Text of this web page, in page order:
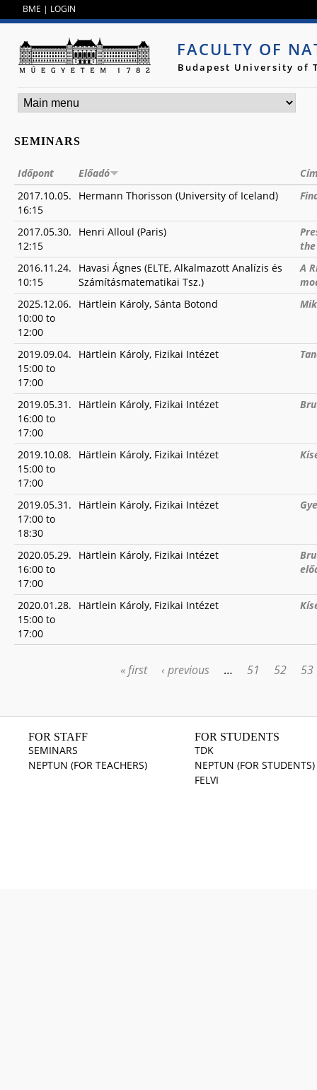
BME | LOGIN
FACULTY OF
Budapest University of
SEMINARS
Időpont Előadó
2017.10.05.
16:15
Hermann Thorisson (University of Iceland)
2017.05.30.
12:15
Henri Alloul (Paris)
2016.11.24.
10:15
Havasi Ágnes (ELTE, Alkalmazott Analízis és
Számításmatematikai Tsz.)
A
2025.12.06.
10:00 to
12:00
Härtlein Károly, Sánta Botond
2019.09.04.
15:00 to
17:00
Härtlein Károly, Fizikai Intézet
2019.05.31.
16:00 to
17:00
Härtlein Károly, Fizikai Intézet
2019.10.08.
15:00 to
17:00
Härtlein Károly, Fizikai Intézet
2019.05.31.
17:00 to
18:30
Härtlein Károly, Fizikai Intézet
2020.05.29.
16:00 to
17:00
Härtlein Károly, Fizikai Intézet
2020.01.28.
15:00 to
17:00
Härtlein Károly, Fizikai Intézet
« first ‹ previous … 51 52 53
FOR STAFF
SEMINARS
NEPTUN (FOR TEACHERS)
FOR STUDENTS
TDK
NEPTUN (FOR STUDENTS)
FELVI